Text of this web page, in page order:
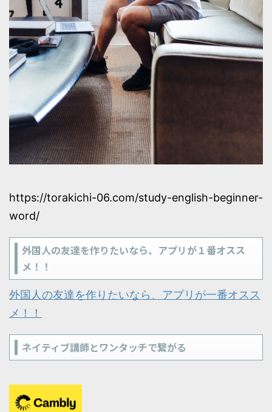
https://torakichi-06.com/study-english-beginner-
word/
外国人の友達を作りたいなら、アプリが１番オスス
メ！！
外国人の友達を作りたいなら、アプリが一番オスス
メ！！
ネイティブ講師とワンタッチで繋がる